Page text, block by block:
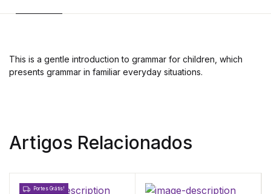
This is a gentle introduction to grammar for children, which
presents grammar in familiar everyday situations.
Artigos Relacionados
Portes Grátis!